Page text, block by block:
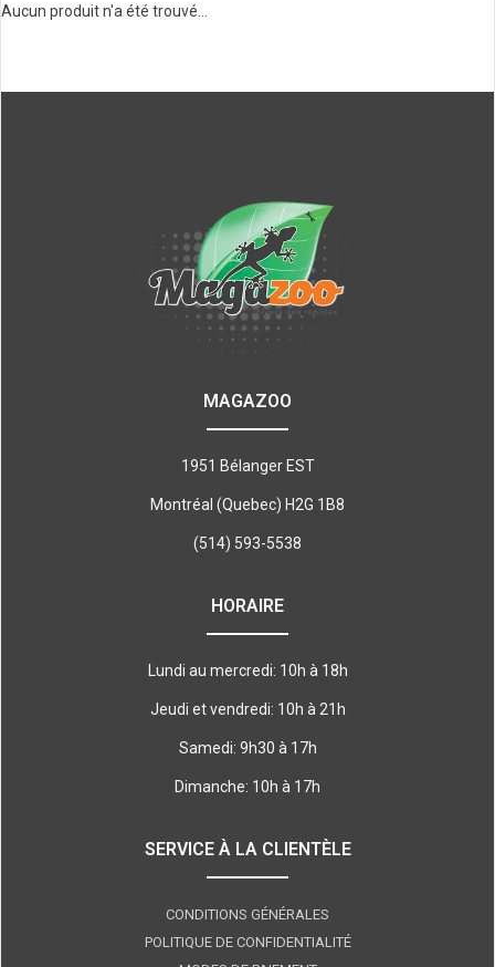
Aucun produit n'a été trouvé...
MAGAZOO
1951 Bélanger EST
Montréal (Quebec) H2G 1B8
(514) 593-5538
HORAIRE
Lundi au mercredi: 10h à 18h
Jeudi et vendredi: 10h à 21h
Samedi: 9h30 à 17h
Dimanche: 10h à 17h
SERVICE À LA CLIENTÈLE
CONDITIONS GÉNÉRALES
POLITIQUE DE CONFIDENTIALITÉ